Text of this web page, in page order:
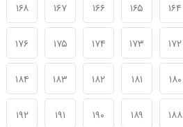
۱۶۴ ۱۶۵ ۱۶۶ ۱۶۷ ۱۶۸
۱۷۲ ۱۷۳ ۱۷۴ ۱۷۵ ۱۷۶
۱۸۰ ۱۸۱ ۱۸۲ ۱۸۳ ۱۸۴
۱۸۸ ۱۸۹ ۱۹۰ ۱۹۱ ۱۹۲